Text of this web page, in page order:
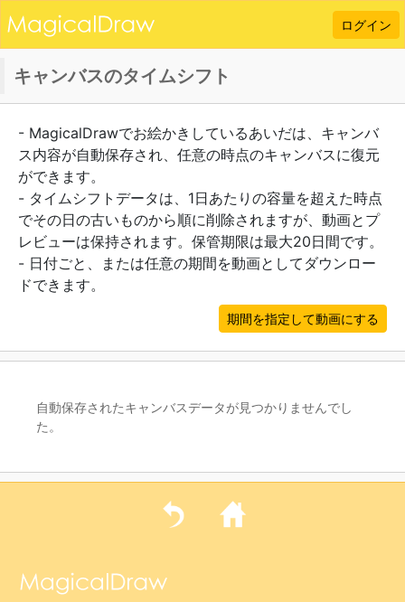
ログイン
キャンバスのタイムシフト
- MagicalDrawでお絵かきしているあいだは、キャンバ
ス内容が自動保存され、任意の時点のキャンバスに復元
ができます。
- タイムシフトデータは、1日あたりの容量を超えた時点
でその日の古いものから順に削除されますが、動画とプ
レビューは保持されます。保管期限は最大20日間です。
- 日付ごと、または任意の期間を動画としてダウンロー
ドできます。
期間を指定して動画にする
自動保存されたキャンバスデータが見つかりませんでし
た。